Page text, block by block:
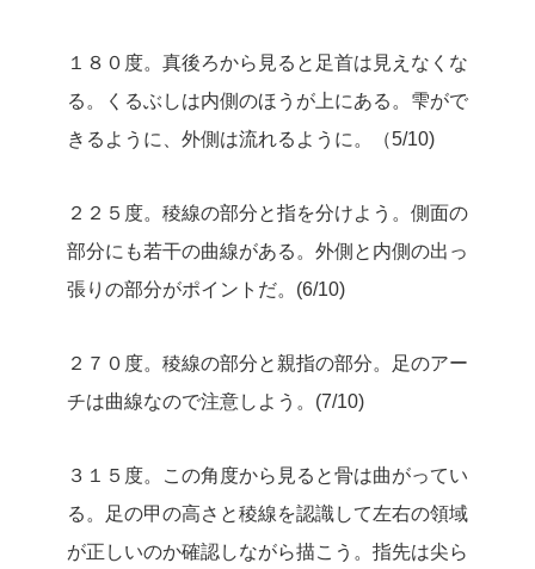
１８０度。真後ろから見ると足首は見えなくな
る。くるぶしは内側のほうが上にある。雫がで
きるように、外側は流れるように。（5/10)
２２５度。稜線の部分と指を分けよう。側面の
部分にも若干の曲線がある。外側と内側の出っ
張りの部分がポイントだ。(6/10)
２７０度。稜線の部分と親指の部分。足のアー
チは曲線なので注意しよう。(7/10)
３１５度。この角度から見ると骨は曲がってい
る。足の甲の高さと稜線を認識して左右の領域
が正しいのか確認しながら描こう。指先は尖ら